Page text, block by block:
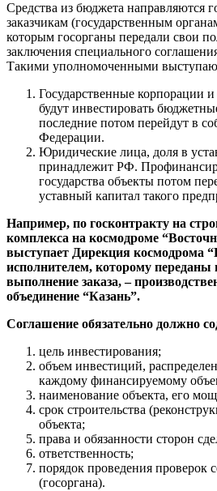
Средства из бюджета направляются
заказчикам (государственным
которым госорганы передали свои
заключения специального
Такими уполномоченными
Государственные корпорации
будут инвестировать
последние потом перейдут в
Федерации.
Юридические лица, доля в
принадлежит РФ.
государства объекты потом
уставный капитал такого
Например, по госконтракту на
комплекса на космодроме
выступает Дирекция космодрома
исполнителем, которому переданы
выполнение заказа, –
объединение “Казань”.
Соглашение обязательно должно
цель инвестирования;
объем инвестиций,
каждому финансируемому
наименование объекта, его
срок строительства
объекта;
права и обязанности сторон
ответственность;
порядок проведения проверок
(госоргана).